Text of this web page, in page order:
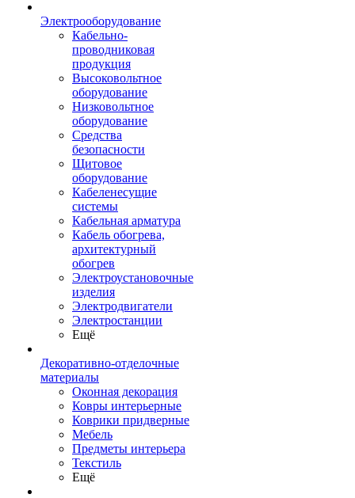
Электрооборудование
Кабельно-
проводниковая
продукция
Высоковольтное
оборудование
Низковольтное
оборудование
Средства
безопасности
Щитовое
оборудование
Кабеленесущие
системы
Кабельная арматура
Кабель обогрева,
архитектурный
обогрев
Электроустановочные
изделия
Электродвигатели
Электростанции
Ещё
Декоративно-отделочные
материалы
Оконная декорация
Ковры интерьерные
Коврики придверные
Мебель
Предметы интерьера
Текстиль
Ещё